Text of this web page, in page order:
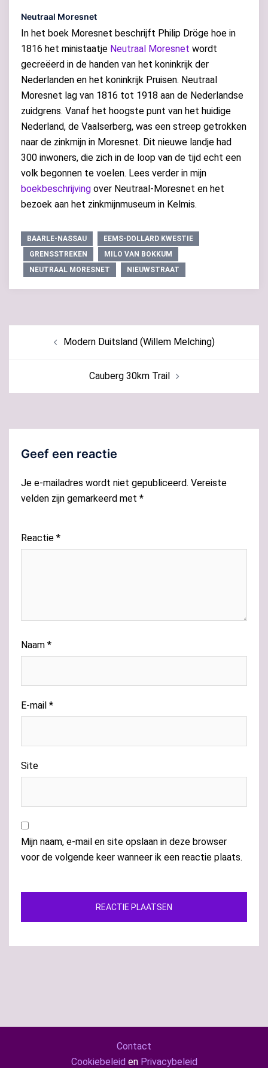
Neutraal Moresnet
In het boek Moresnet beschrijft Philip Dröge hoe in
1816 het ministaatje Neutraal Moresnet wordt
gecreëerd in de handen van het koninkrijk der
Nederlanden en het koninkrijk Pruisen. Neutraal
Moresnet lag van 1816 tot 1918 aan de Nederlandse
zuidgrens. Vanaf het hoogste punt van het huidige
Nederland, de Vaalserberg, was een streep getrokken
naar de zinkmijn in Moresnet. Dit nieuwe landje had
300 inwoners, die zich in de loop van de tijd echt een
volk begonnen te voelen. Lees verder in mijn
boekbeschrijving over Neutraal-Moresnet en het
bezoek aan het zinkmijnmuseum in Kelmis.
BAARLE-NASSAU
EEMS-DOLLARD KWESTIE
GRENSSTREKEN
MILO VAN BOKKUM
NEUTRAAL MORESNET
NIEUWSTRAAT
navigatieModern Duitsland (Willem Melching)
Cauberg 30km Trail
Geef een reactie
Je e-mailadres wordt niet gepubliceerd. Vereiste
velden zijn gemarkeerd met *
Reactie *
Naam *
E-mail *
Site
Mijn naam, e-mail en site opslaan in deze browser
voor de volgende keer wanneer ik een reactie plaats.
Contact
Cookiebeleid en Privacybeleid